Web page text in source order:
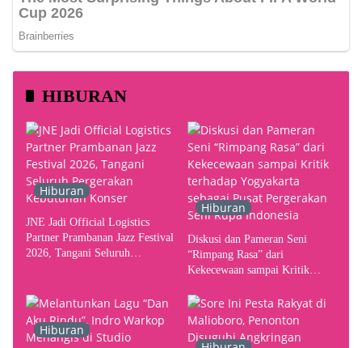
HIBURAN
Hiburan
JNE Jadi Official Logistics
Partner Prambanan Jazz Festival
2026, Tangani Seluruh
Hiburan
Diskusi dan Pameran Seni
“Rimpang Rasa” dari
Kekecewaan sampai Kritik
Pusat Pergerakan Seni Rupa
Indonesia
Hiburan